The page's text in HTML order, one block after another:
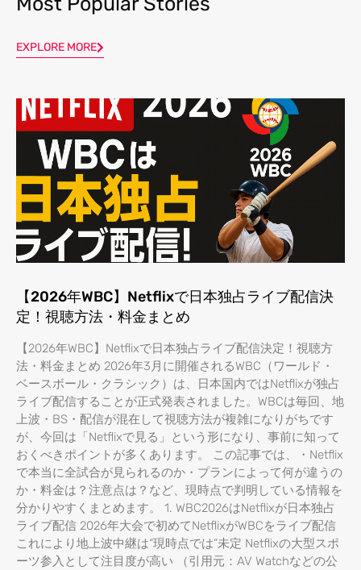
EXPLORE MORE
【2026年WBC】Netflixで日本独占ライブ配信決
定！視聴方法・料金まとめ
【2026年WBC】Netflixで日本独占ライブ配信決定！視聴方
法・料金まとめ 2026年3月に開催されるWBC（ワールド・
ベースボール・クラシック）は、日本国内ではNetflixが独占
ライブ配信することが正式発表されました。WBCは毎回、地
上波・BS・配信が混在して視聴方法が複雑になりがちです
が、今回は「Netflixで見る」という形になり、事前に知って
おくべきポイントが多くあります。 この記事では、・Netflix
で本当に全試合が見られるのか・プランによって何が違うの
か・料金は？注意点は？など、現時点で判明している情報を
分かりやすくまとめます。 1. WBC2026はNetflixが日本独占
ライブ配信 2026年大会で初めてNetflixがWBCをライブ配信
これにより地上波中継は“現時点では”未定 Netflixの大型スポ
ーツ参入として注目度が高い （引用元：AV Watchなどの公